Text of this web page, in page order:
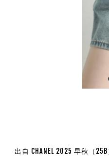
出自 CHANEL 2025 早秋（